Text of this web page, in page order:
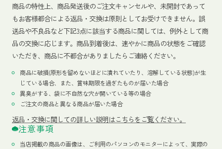
商品の特性上、商品発送後のご注文キャンセルや、未開封であって
もお客様都合による返品・交換は原則としてお受けできません。誤
送品や不良品など下記3点に該当する商品に関しては、例外として商
品の交換に応じます。商品到着後は、速やかに商品の状態をご確認
いただき、商品に不都合がありましたらご連絡ください。
商品に破損(原形を留めないほどに潰れていたり、溶解している状態)が生
じている場合、また、賞味期限を過ぎたものが届いた場合
異臭がする、袋に不自然な穴が開いている等の場合
ご注文の商品と異なる商品が届いた場合
返品・交換に関しての詳しい説明はこちらをご覧ください。
注意事項
当店掲載の商品の画像は、ご利用のパソコンのモニターによって、実際の